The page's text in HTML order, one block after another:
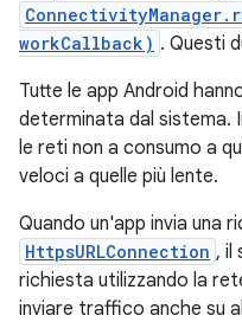
workCallback) . Questi
Tutte le app Android
determinata dal sistema.
le reti non a consumo a
veloci a quelle più lente.
Quando un'app invia una
HttpsURLConnection , il
richiesta utilizzando la
inviare traffico anche su